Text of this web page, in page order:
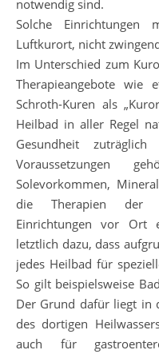
notwendig sind.
Solche
Luftkurort, nicht
Im Unterschied zum
Therapieangebote wie
Schroth-Kuren als
Heilbad in aller Regel
Gesundheit
Voraussetzungen
Solevorkommen,
die Therapien der
Einrichtungen vor Ort
letztlich dazu, dass
jedes Heilbad für
So gilt beispielsweise
Der Grund dafür liegt in
des dortigen
auch für